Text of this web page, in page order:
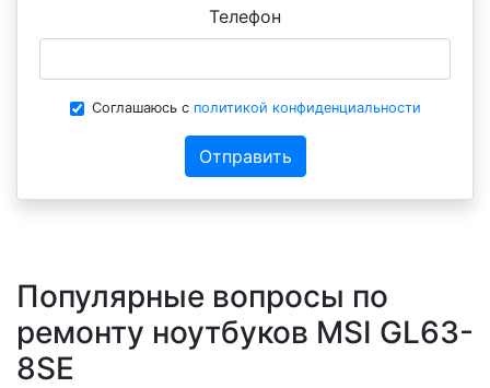
Телефон
Соглашаюсь с политикой конфиденциальности
Отправить
Популярные вопросы по
ремонту ноутбуков MSI GL63-
8SE